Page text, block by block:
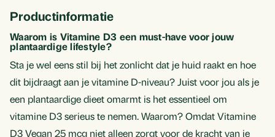
Productinformatie
Waarom is Vitamine D3 een must-have voor jouw
plantaardige lifestyle?
Sta je wel eens stil bij het zonlicht dat je huid raakt en hoe
dit bijdraagt aan je vitamine D-niveau? Juist voor jou als je
een plantaardige dieet omarmt is het essentieel om
vitamine D3 serieus te nemen. Waarom? Omdat Vitamine
D3 Vegan 25 mcg niet alleen zorgt voor de kracht van je